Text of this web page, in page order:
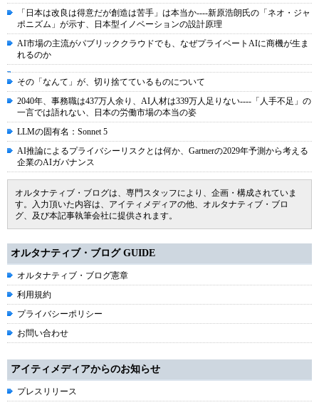
「日本は改良は得意だが創造は苦手」は本当か----新原浩朗氏の「ネオ・ジャ
ポニズム」が示す、日本型イノベーションの設計原理
AI市場の主流がパブリッククラウドでも、なぜプライベートAIに商機が生ま
れるのか
その「なんて」が、切り捨てているものについて
2040年、事務職は437万人余り、AI人材は339万人足りない----「人手不足」の
一言では語れない、日本の労働市場の本当の姿
LLMの固有名：Sonnet 5
AI推論によるプライバシーリスクとは何か、Gartnerの2029年予測から考える
企業のAIガバナンス
オルタナティブ・ブログは、専門スタッフにより、企画・構成されていま
す。入力頂いた内容は、アイティメディアの他、オルタナティブ・ブロ
グ、及び本記事執筆会社に提供されます。
オルタナティブ・ブログ GUIDE
オルタナティブ・ブログ憲章
利用規約
プライバシーポリシー
お問い合わせ
アイティメディアからのお知らせ
プレスリリース